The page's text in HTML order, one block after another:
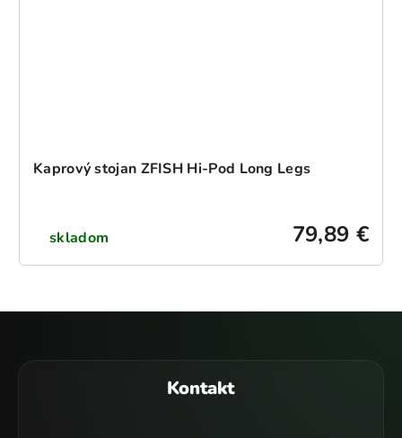
Kaprový stojan ZFISH Hi-Pod Long Legs
skladom 79,89 €
Kontakt